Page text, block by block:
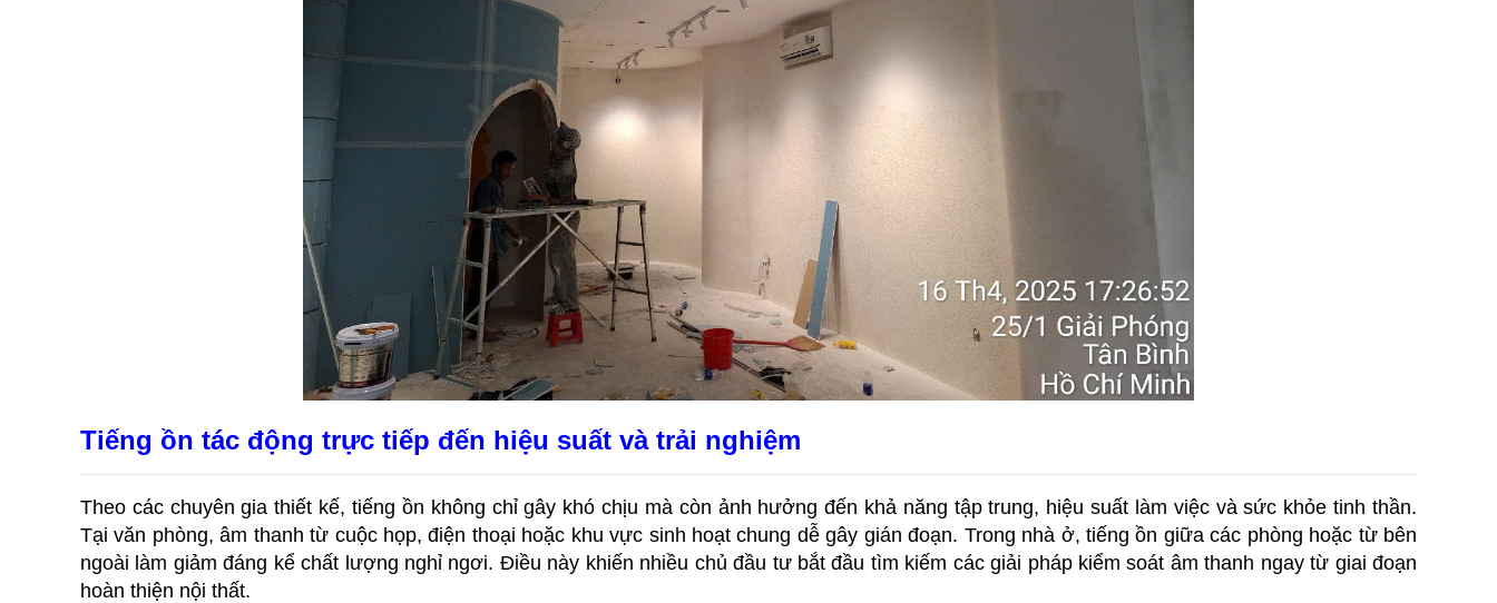
Tiếng ồn tác động trực tiếp đến hiệu suất và trải nghiệm
Theo các chuyên gia thiết kế, tiếng ồn không chỉ gây khó chịu mà còn ảnh hưởng đến khả năng tập trung, hiệu suất làm việc và sức khỏe tinh thần.
Tại văn phòng, âm thanh từ cuộc họp, điện thoại hoặc khu vực sinh hoạt chung dễ gây gián đoạn. Trong nhà ở, tiếng ồn giữa các phòng hoặc từ bên
ngoài làm giảm đáng kể chất lượng nghỉ ngơi. Điều này khiến nhiều chủ đầu tư bắt đầu tìm kiếm các giải pháp kiểm soát âm thanh ngay từ giai đoạn
hoàn thiện nội thất.